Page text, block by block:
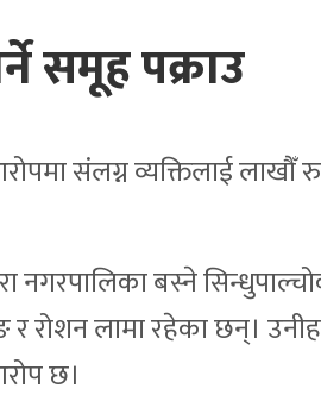
समूह पक्राउ
संलग्न व्यक्तिलाई लाखौँ
नगरपालिका बस्ने
र रोशन लामा रहेका छन्।
छ।